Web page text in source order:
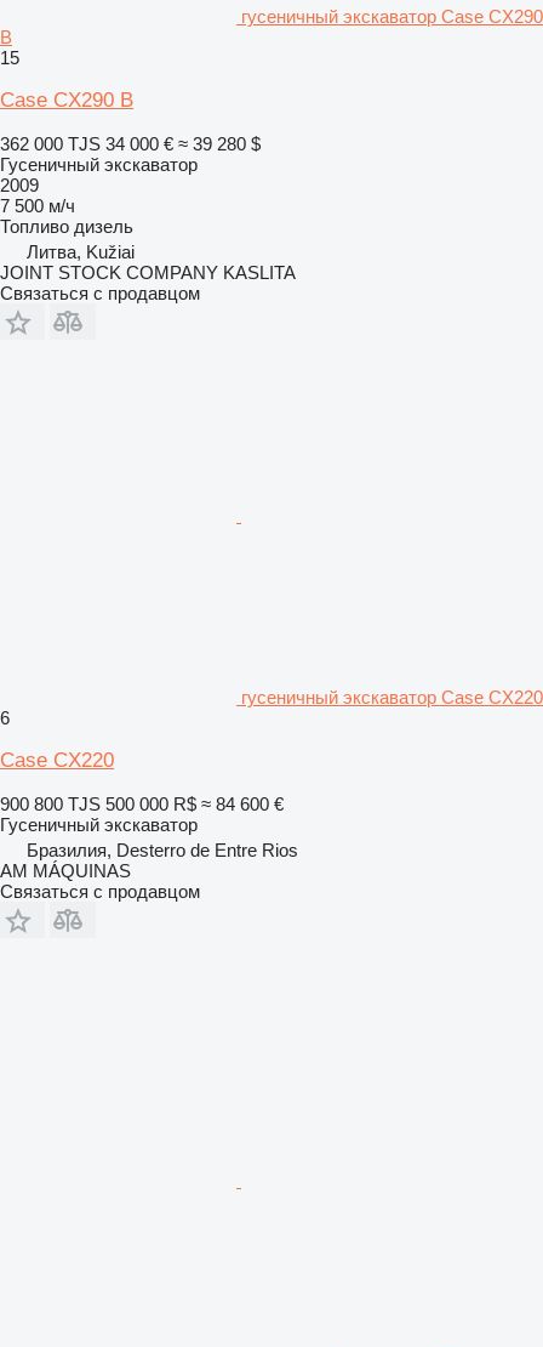
гусеничный экскаватор Case CX290
B
15
Case CX290 B
362 000 TJS 34 000 € ≈ 39 280 $
Гусеничный экскаватор
2009
7 500 м/ч
Топливо дизель
Литва, Kužiai
JOINT STOCK COMPANY KASLITA
Связаться с продавцом
гусеничный экскаватор Case CX220
6
Case CX220
900 800 TJS 500 000 R$ ≈ 84 600 €
Гусеничный экскаватор
Бразилия, Desterro de Entre Rios
AM MÁQUINAS
Связаться с продавцом